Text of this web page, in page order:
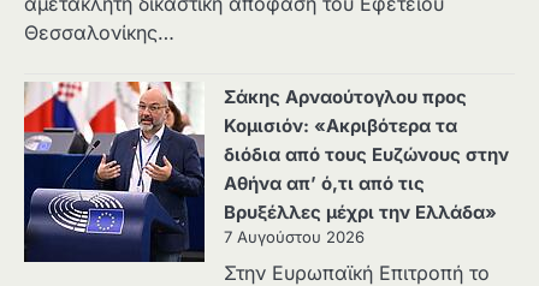
Θεσσαλονίκης…
Σάκης Αρναούτογλου προς
Κομισιόν: «Ακριβότερα τα
διόδια από τους Ευζώνους στην
Αθήνα απ’ ό,τι από τις
Βρυξέλλες μέχρι την Ελλάδα»
7 Αυγούστου 2026
Στην Ευρωπαϊκή Επιτροπή το